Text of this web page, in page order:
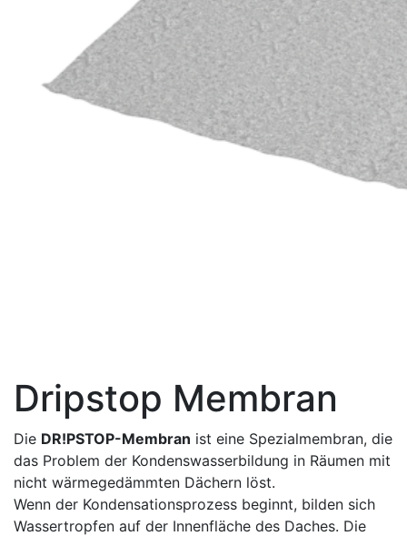
Dripstop Membran
Die DR!PSTOP-Membran ist eine Spezialmembran, die
das Problem der Kondenswasserbildung in Räumen mit
nicht wärmegedämmten Dächern löst.
Wenn der Kondensationsprozess beginnt, bilden sich
Wassertropfen auf der Innenfläche des Daches. Die